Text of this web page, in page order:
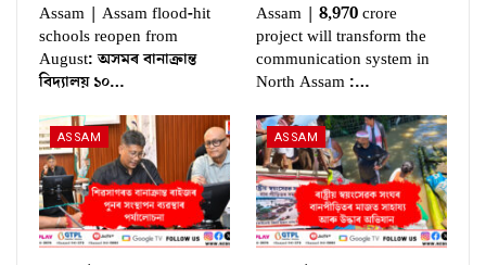
Assam | Assam flood-hit
schools reopen from
August: অসমৰ বানাক্ৰান্ত
বিদ্যালয় ১০…
Assam | 8,970 crore
project will transform the
communication system in
North Assam :…
ASSAM ASSAM